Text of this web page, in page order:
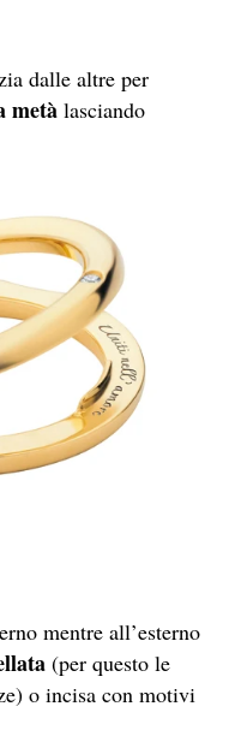
dalle altre per
metà lasciando
mentre all’esterno
(per questo le
o incisa con motivi